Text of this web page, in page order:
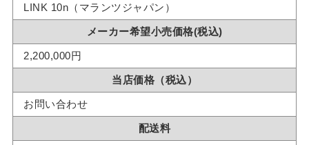
LINK 10n（マランツジャパン）
メーカー希望小売価格(税込)
2,200,000円
当店価格（税込）
お問い合わせ
配送料